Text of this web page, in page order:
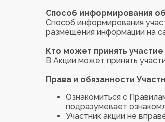
Способ информирования об
Способ информирования
размещения информации на
Кто может принять участие
В Акции может принять
Права и обязанности
Ознакомиться с
подразумевает
Участник акции не